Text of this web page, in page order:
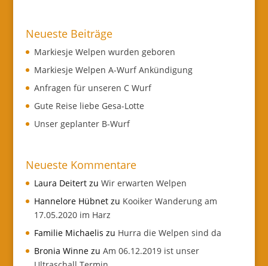
Neueste Beiträge
Markiesje Welpen wurden geboren
Markiesje Welpen A-Wurf Ankündigung
Anfragen für unseren C Wurf
Gute Reise liebe Gesa-Lotte
Unser geplanter B-Wurf
Neueste Kommentare
Laura Deitertzu Wir erwarten Welpen
Hannelore Hübnetzu Kooiker Wanderung am
17.05.2020 im Harz
Familie Michaelis zu Hurra die Welpen sind da
Bronia Winnezu Am 06.12.2019 ist unser